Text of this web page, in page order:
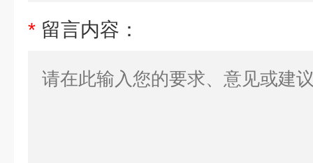
* 留言内容：